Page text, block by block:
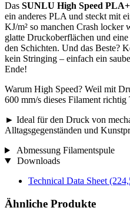
Das SUNLU High Speed PLA+
ein anderes PLA und steckt mit
KJ/m² so manchen Crash locker
glatte Druckoberflächen und
den Schichten. Und das Beste?
kein Stringing – einfach ein
Ende!
Warum High Speed? Weil mit
600 mm/s dieses Filament
► Ideal für den Druck von
Alltagsgegenständen und
Abmessung Filamentspule
Downloads
Technical Data Sheet
Ähnliche Produkte